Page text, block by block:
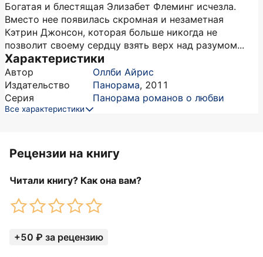
Богатая и блестящая Элизабет Флеминг исчезла.
Вместо нее появилась скромная и незаметная
Кэтрин Джонсон, которая больше никогда не
позволит своему сердцу взять верх над разумом...
Характеристики
Автор
Оллби Айрис
Издательство
Панорама, 2011
Серия
Панорама романов о любви
Все характеристики
Рецензии на книгу
Читали книгу? Как она вам?
+50 ₽ за рецензию